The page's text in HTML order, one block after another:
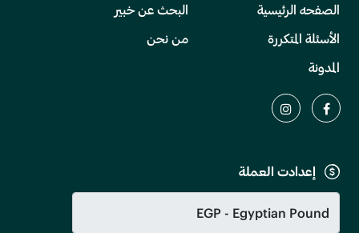
الصفحه الرئيسية
البحث عن خبير
الأسئلة المتكررة
من نحن
المدونة
إعدادت العملة